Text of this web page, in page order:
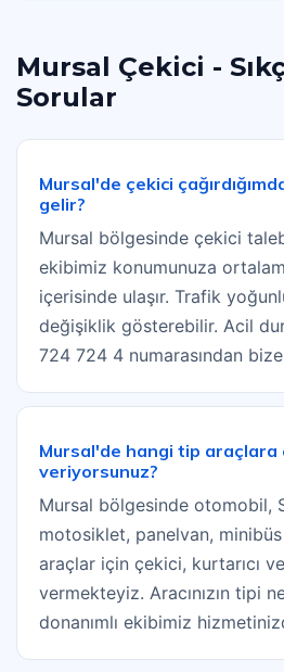
Mursal Çekici -
Sorular
Mursal'de çekici
gelir?
Mursal bölgesinde çekici
ekibimiz konumunuza
içerisinde ulaşır. Trafik
değişiklik gösterebilir. Acil
724 724 4 numarasından
Mursal'de hangi tip araçlara
veriyorsunuz?
Mursal bölgesinde otomobil,
motosiklet, panelvan,
araçlar için çekici, kurtarıcı
vermekteyiz. Aracınızın tipi
donanımlı ekibimiz